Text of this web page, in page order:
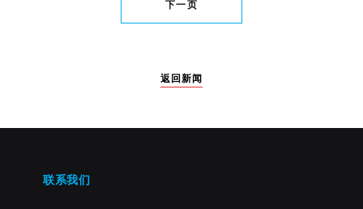
下一页
返回新闻
联系我们